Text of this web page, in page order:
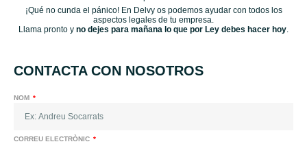
¡Qué no cunda el pánico! En Delvy os podemos ayudar con todos los
aspectos legales de tu empresa.
Llama pronto y no dejes para mañana lo que por Ley debes hacer hoy.
CONTACTA CON NOSOTROS
NOM
CORREU ELECTRÒNIC